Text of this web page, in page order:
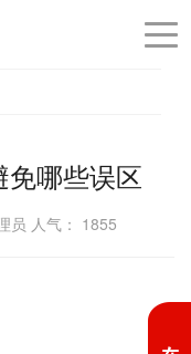
哪些误区
员 人气： 1855